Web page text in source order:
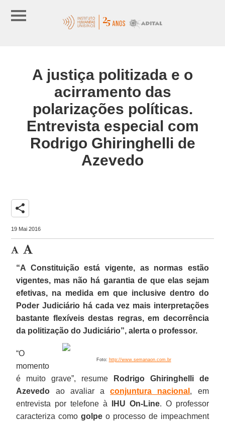
A justiça politizada e o
acirramento das
polarizações políticas.
Entrevista especial com
Rodrigo Ghiringhelli de
Azevedo
share
19 Mai 2016
“A Constituição está vigente, as normas estão
vigentes, mas não há garantia de que elas sejam
efetivas, na medida em que inclusive dentro do
Poder Judiciário há cada vez mais interpretações
bastante flexíveis destas regras, em decorrência
da politização do Judiciário”, alerta o professor.
Foto: http://www.semanaon.com.br
“O
momento
é muito grave”, resume
Rodrigo Ghiringhelli de
Azevedo ao avaliar aconjuntura nacional , em
entrevista por telefone à
IHU On-Line. O professor
caracteriza comogolpe o processo de impeachment